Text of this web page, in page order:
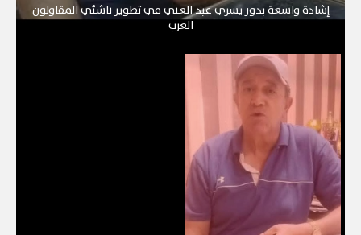
إشادة واسعة بدور يسري عبد الغني في تطوير ناشئي المقاولون
العرب